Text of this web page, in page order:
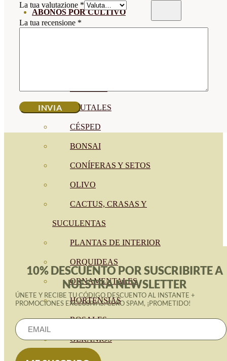
ABONOS POR CULTIVO
VER TODOS
FRUTALES
CÉSPED
BONSAI
CONÍFERAS Y SETOS
OLIVO
CACTUS, CRASAS Y
SUCULENTAS
PLANTAS DE INTERIOR
ORQUIDEAS
ORNAMENTALES
HORTENSIAS
ROSALES
GERANIOS
La tua valutazione *
La tua recensione *
10% DESCUENTO POR SUSCRIBIRTE A
NUESTRA NEWSLETTER
ÚNETE Y RECIBE TU CÓDIGO DESCUENTO AL INSTANTE +
PROMOCIONES EXCLUSIVAS. CERO SPAM, ¡PROMETIDO!